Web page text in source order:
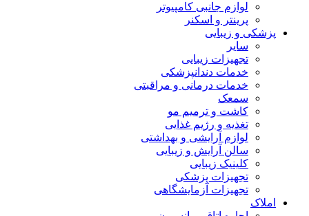
لوازم جانبی کامپیوتر
پرینتر و اسکنر
پزشکی و زیبایی
سایر
تجهیزات زیبایی
خدمات دندانپزشکی
خدمات درمانی و مراقبتی
سمعک
کاشت و ترمیم مو
تغذیه و رژیم غذایی
لوازم آرایشی و بهداشتی
سالن آرایش و زیبایی
کلینیک زیبایی
تجهیزات پزشکی
تجهیزات آزمایشگاهی
املاک